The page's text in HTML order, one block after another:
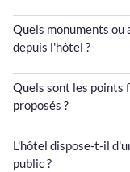
Quels monuments
depuis l'hôtel ?
Quels sont les points
proposés ?
L'hôtel dispose-t-il
public ?